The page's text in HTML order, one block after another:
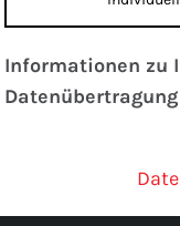
Informationen zu
Cookies sind
betreiben